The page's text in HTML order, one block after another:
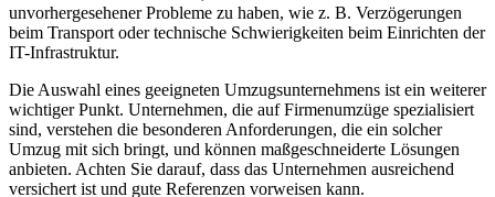
unvorhergesehener Probleme zu haben, wie z. B. Verzögerungen
beim Transport oder technische Schwierigkeiten beim Einrichten der
IT-Infrastruktur.
Die Auswahl eines geeigneten Umzugsunternehmens ist ein weiterer
wichtiger Punkt. Unternehmen, die auf Firmenumzüge spezialisiert
sind, verstehen die besonderen Anforderungen, die ein solcher
Umzug mit sich bringt, und können maßgeschneiderte Lösungen
anbieten. Achten Sie darauf, dass das Unternehmen ausreichend
versichert ist und gute Referenzen vorweisen kann.